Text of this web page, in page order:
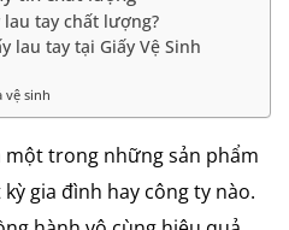
tay chất lượng?
lau tay tại Giấy Vệ Sinh
vệ sinh
một trong những sản phẩm
gia đình hay công ty nào.